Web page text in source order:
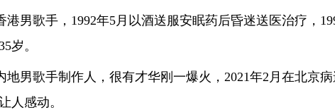
港男歌手，1992年5月以酒送服安眠药后昏迷送医治疗，
岁。
地男歌手制作人，很有才华刚一爆火，2021年2月在北京
人感动。